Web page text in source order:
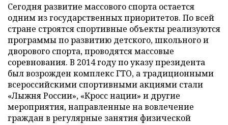
Сегодня развитие массового спорта остается
одним из государственных приоритетов. По всей
стране строятся спортивные объекты реализуются
программы по развитию детского, школьного и
дворового спорта, проводятся массовые
соревнования. В 2014 году по указу президента
был возрожден комплекс ГТО, а традиционными
всероссийскими спортивными акциями стали
«Лыжня России», «Кросс нации» и другие
мероприятия, направленные на вовлечение
граждан в регулярные занятия физической